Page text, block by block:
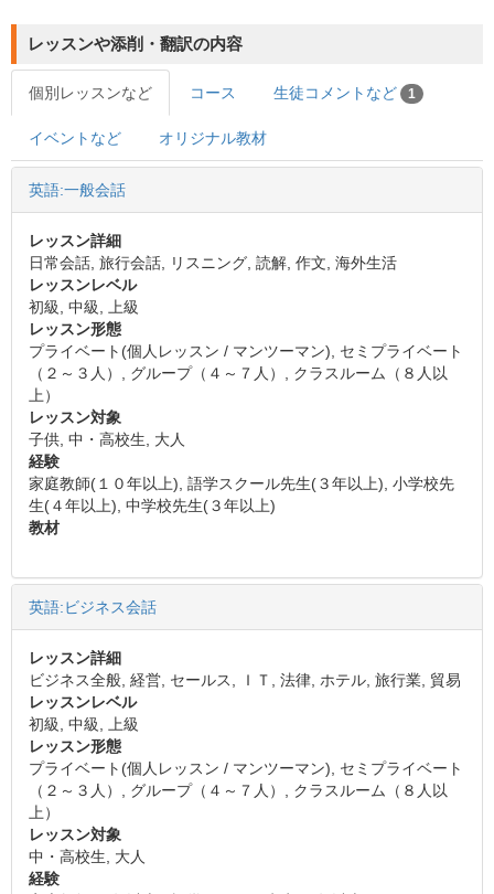
レッスンや添削・翻訳の内容
個別レッスンなど コース 生徒コメントなど 1
イベントなど オリジナル教材
英語:一般会話
レッスン詳細
日常会話, 旅行会話, リスニング, 読解, 作文, 海外生活
レッスンレベル
初級, 中級, 上級
レッスン形態
プライベート(個人レッスン / マンツーマン), セミプライベート
（２～３人）, グループ（４～７人）, クラスルーム（８人以
上）
レッスン対象
子供, 中・高校生, 大人
経験
家庭教師(１０年以上), 語学スクール先生(３年以上), 小学校先
生(４年以上), 中学校先生(３年以上)
教材
英語:ビジネス会話
レッスン詳細
ビジネス全般, 経営, セールス, ＩＴ, 法律, ホテル, 旅行業, 貿易
レッスンレベル
初級, 中級, 上級
レッスン形態
プライベート(個人レッスン / マンツーマン), セミプライベート
（２～３人）, グループ（４～７人）, クラスルーム（８人以
上）
レッスン対象
中・高校生, 大人
経験